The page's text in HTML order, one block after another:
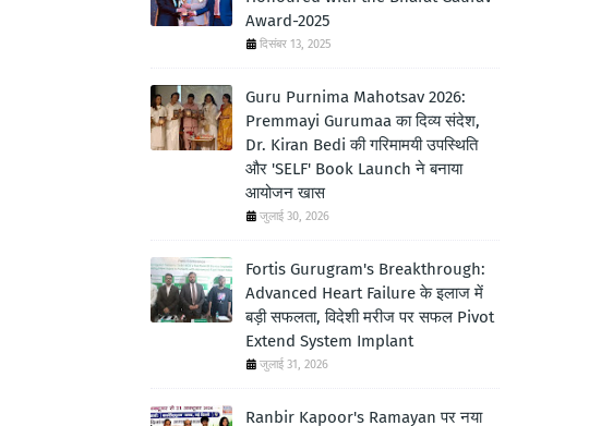
Award-2025
दिसंबर 13, 2025
Guru Purnima Mahotsav 2026:
Premmayi Gurumaa का दिव्य संदेश,
Dr. Kiran Bedi की गरिमामयी उपस्थिति
और 'SELF' Book Launch ने बनाया
आयोजन खास
जुलाई 30, 2026
Fortis Gurugram's Breakthrough:
Advanced Heart Failure के इलाज में
बड़ी सफलता, विदेशी मरीज पर सफल Pivot
Extend System Implant
जुलाई 31, 2026
Ranbir Kapoor's Ramayan पर नया